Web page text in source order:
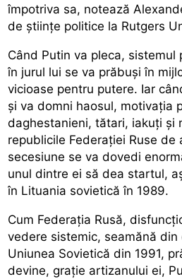
împotriva sa, notează
de științe politice la Rutgers
Când Putin va pleca, sistemul
în jurul lui se va prăbuși în
vicioase pentru putere. Iar
și va domni haosul, motivația
daghestanieni, tătari, iakuți și
republicile Federației Ruse de
secesiune se va dovedi
unul dintre ei să dea startul,
în Lituania sovietică în 1989.
Cum Federația Rusă,
vedere sistemic, seamănă din
Uniunea Sovietică din 1991,
devine, grație artizanului ei,